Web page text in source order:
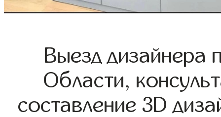
Выезд дизайнера
Области,
составление 3D